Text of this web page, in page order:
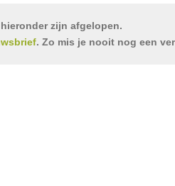
zijn afgelopen.
. Zo mis je nooit nog een